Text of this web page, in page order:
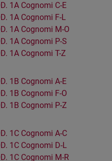
1A Cognomi C-E
1A Cognomi F-L
1A Cognomi M-O
1A Cognomi P-S
1A Cognomi T-Z
1B Cognomi A-E
1B Cognomi F-O
1B Cognomi P-Z
1C Cognomi A-C
1C Cognomi D-L
1C Cognomi M-R